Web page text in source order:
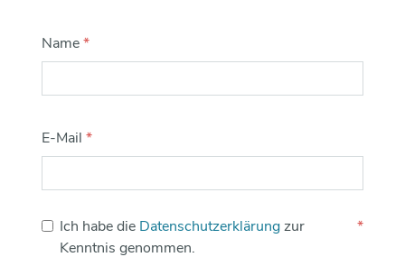
Name*
E-Mail *
Ich habe die Datenschutzerklärungzur
Kenntnis genommen.
*